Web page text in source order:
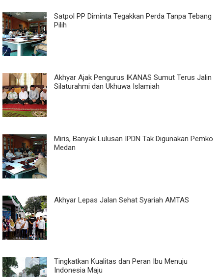
Satpol PP Diminta Tegakkan Perda Tanpa Tebang
Pilih
Akhyar Ajak Pengurus IKANAS Sumut Terus Jalin
Silaturahmi dan Ukhuwa Islamiah
Miris, Banyak Lulusan IPDN Tak Digunakan Pemko
Medan
Akhyar Lepas Jalan Sehat Syariah AMTAS
Tingkatkan Kualitas dan Peran Ibu Menuju
Indonesia Maju